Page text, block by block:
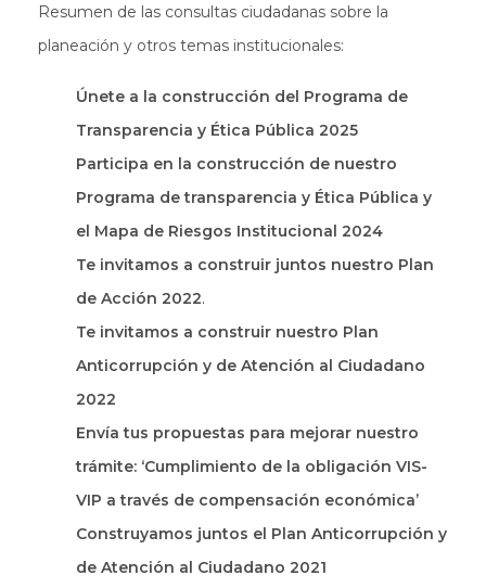
Resumen de las consultas ciudadanas sobre la
planeación y otros temas institucionales:
Únete a la construcción del Programa de
Transparencia y Ética Pública 2025
Participa en la construcción de nuestro
Programa de transparencia y Ética Pública y
el Mapa de Riesgos Institucional 2024
Te invitamos a construir juntos nuestro Plan
de Acción 2022.
Te invitamos a construir nuestro Plan
Anticorrupción y de Atención al Ciudadano
2022
Envía tus propuestas para mejorar nuestro
trámite: ‘Cumplimiento de la obligación VIS-
VIP a través de compensación económica’
Construyamos juntos el Plan Anticorrupción y
de Atención al Ciudadano 2021